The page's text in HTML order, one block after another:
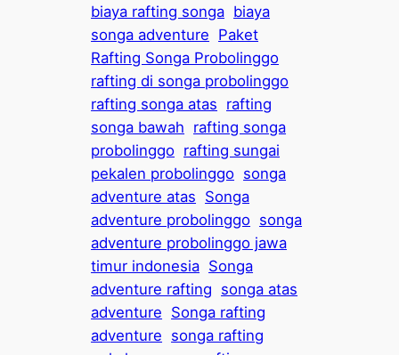
biaya rafting songa biaya
songa adventure Paket
Rafting Songa Probolinggo
rafting di songa probolinggo
rafting songa atas rafting
songa bawah rafting songa
probolinggo rafting sungai
pekalen probolinggo songa
adventure atas Songa
adventure probolinggo songa
adventure probolinggo jawa
timur indonesia Songa
adventure rafting songa atas
adventure Songa rafting
adventure songa rafting